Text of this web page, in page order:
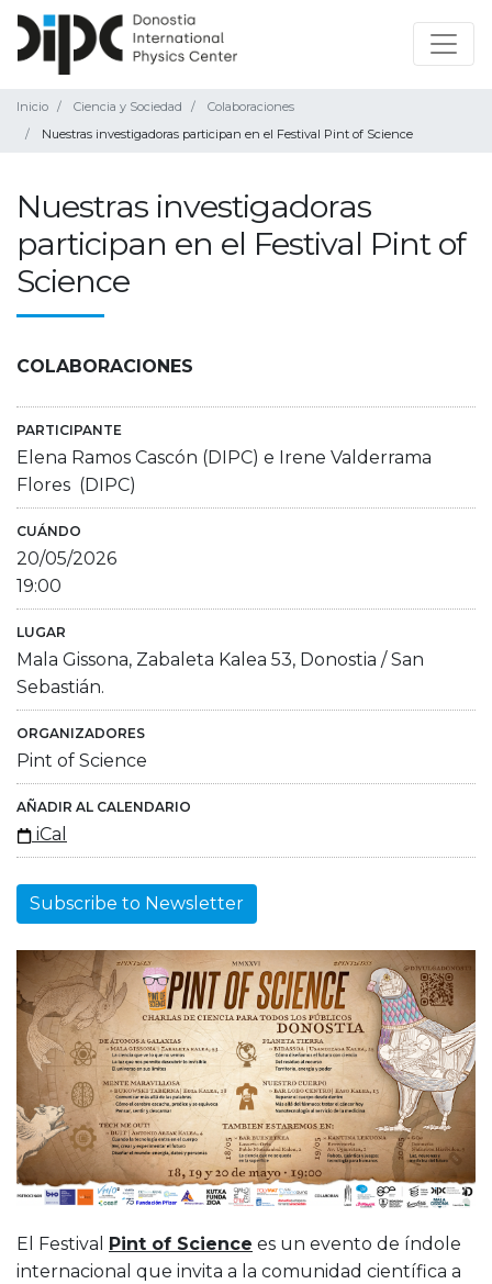
Inicio Ciencia y Sociedad
Colaboraciones
Nuestras investigadoras participan en el Festival Pint of Science
Nuestras investigadoras
participan en el Festival Pint of
Science
COLABORACIONES
PARTICIPANTE
Elena Ramos Cascón (DIPC) e Irene Valderrama
Flores (DIPC)
CUÁNDO
20/05/2026
19:00
LUGAR
Mala Gissona, Zabaleta Kalea 53, Donostia / San
Sebastián.
ORGANIZADORES
Pint of Science
AÑADIR AL CALENDARIO
iCal
Subscribe to Newsletter
El Festival Pint of Science es un evento de índole
internacional que invita a la comunidad científica a